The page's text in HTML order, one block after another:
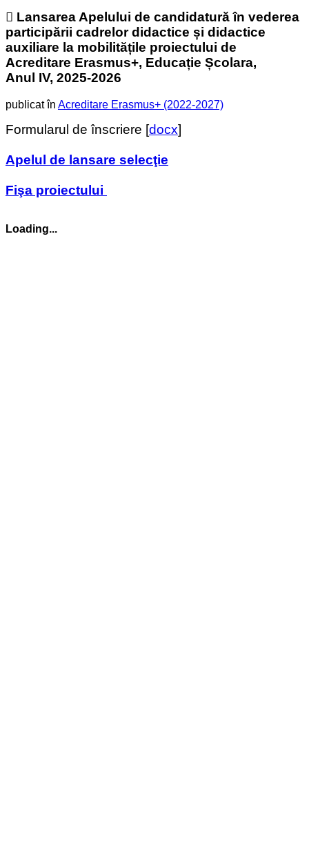
Lansarea Apelului de candidatură în vederea
participării cadrelor didactice și didactice
auxiliare la mobilitățile proiectului de
Acreditare Erasmus+, Educație Școlara,
Anul IV, 2025-2026
publicat în Acreditare Erasmus+ (2022-2027)
Formularul de înscriere [docx]
Apelul de lansare selecţie
Fişa proiectului
Loading...